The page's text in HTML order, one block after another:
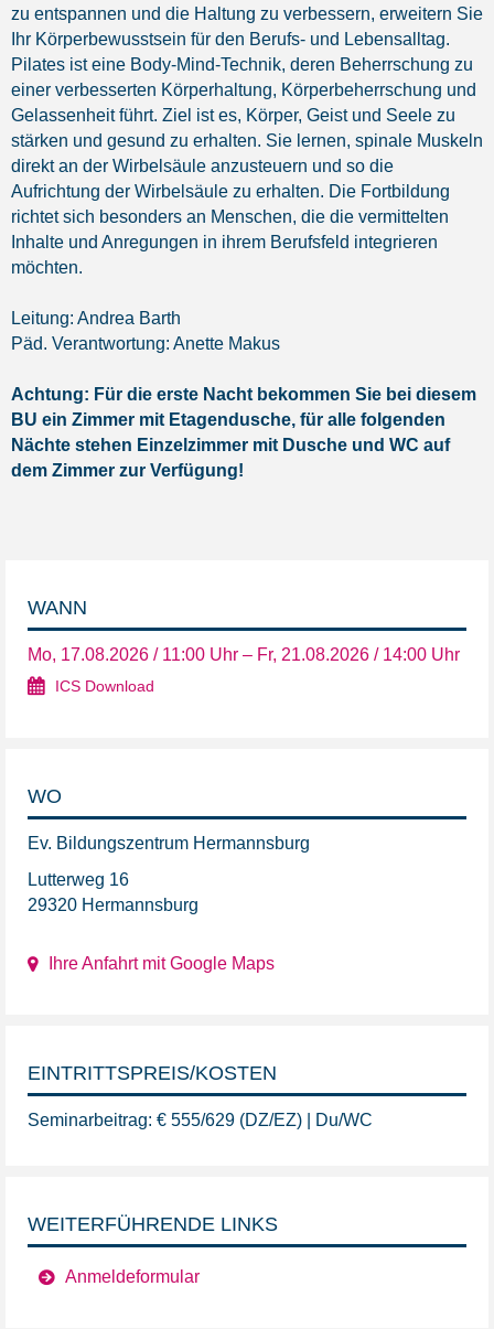
zu entspannen und die Haltung zu verbessern, erweitern Sie
Ihr Körperbewusstsein für den Berufs- und Lebensalltag.
Pilates ist eine Body-Mind-Technik, deren Beherrschung zu
einer verbesserten Körperhaltung, Körperbeherrschung und
Gelassenheit führt. Ziel ist es, Körper, Geist und Seele zu
stärken und gesund zu erhalten. Sie lernen, spinale Muskeln
direkt an der Wirbelsäule anzusteuern und so die
Aufrichtung der Wirbelsäule zu erhalten. Die Fortbildung
richtet sich besonders an Menschen, die die vermittelten
Inhalte und Anregungen in ihrem Berufsfeld integrieren
möchten.
Leitung: Andrea Barth
Päd. Verantwortung: Anette Makus
Achtung: Für die erste Nacht bekommen Sie bei diesem
BU ein Zimmer mit Etagendusche, für alle folgenden
Nächte stehen Einzelzimmer mit Dusche und WC auf
dem Zimmer zur Verfügung!
WANN
Mo, 17.08.2026 / 11:00 Uhr – Fr, 21.08.2026 / 14:00 Uhr
ICS Download
WO
Ev. Bildungszentrum Hermannsburg
Lutterweg 16
29320 Hermannsburg
Ihre Anfahrt mit Google Maps
EINTRITTSPREIS/KOSTEN
Seminarbeitrag: € 555/629 (DZ/EZ) | Du/WC
WEITERFÜHRENDE LINKS
Anmeldeformular